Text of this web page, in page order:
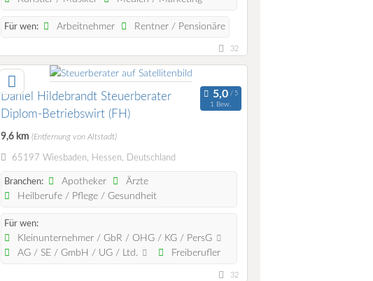
Für wen: Arbeitnehmer Rentner / Pensionäre
32
Daniel Hildebrandt Steuerberater
Diplom-Betriebswirt (FH)
1 Bew.
9,6 km (Entfernung von Altstadt)
65197 Wiesbaden, Hessen, Deutschland
Branchen: Apotheker
Ärzte
Heilberufe / Pflege / Gesundheit
Für wen:
Kleinunternehmer / GbR / OHG / KG / PersG
AG / SE / GmbH / UG / Ltd.
Freiberufler
32